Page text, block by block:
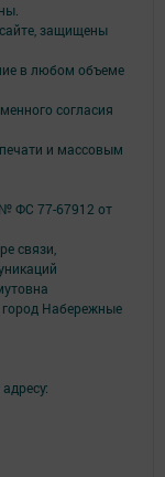
защищены
в любом объеме
согласия
и массовым
ФС 77-67912 от
связи,
город Набережные